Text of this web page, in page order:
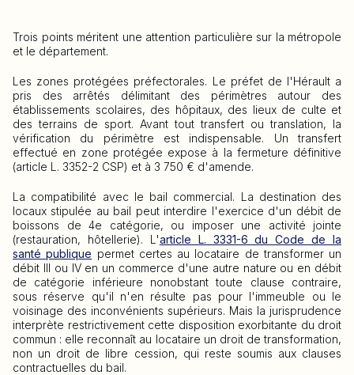
Trois points méritent une attention particulière sur la métropole
et le département.
Les zones protégées préfectorales. Le préfet de l'Hérault a
pris des arrêtés délimitant des périmètres autour des
établissements scolaires, des hôpitaux, des lieux de culte et
des terrains de sport. Avant tout transfert ou translation, la
vérification du périmètre est indispensable. Un transfert
effectué en zone protégée expose à la fermeture définitive
(article L. 3352-2 CSP) et à 3 750 € d'amende.
La compatibilité avec le bail commercial. La destination des
locaux stipulée au bail peut interdire l'exercice d'un débit de
boissons de 4e catégorie, ou imposer une activité jointe
(restauration, hôtellerie). L'article L. 3331-6 du Code de la
santé publique permet certes au locataire de transformer un
débit III ou IV en un commerce d'une autre nature ou en débit
de catégorie inférieure nonobstant toute clause contraire,
sous réserve qu'il n'en résulte pas pour l'immeuble ou le
voisinage des inconvénients supérieurs. Mais la jurisprudence
interprète restrictivement cette disposition exorbitante du droit
commun : elle reconnaît au locataire un droit de transformation,
non un droit de libre cession, qui reste soumis aux clauses
contractuelles du bail.